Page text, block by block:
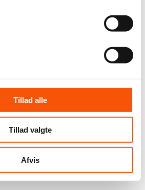
Tillad alle
Tillad valgte
Afvis